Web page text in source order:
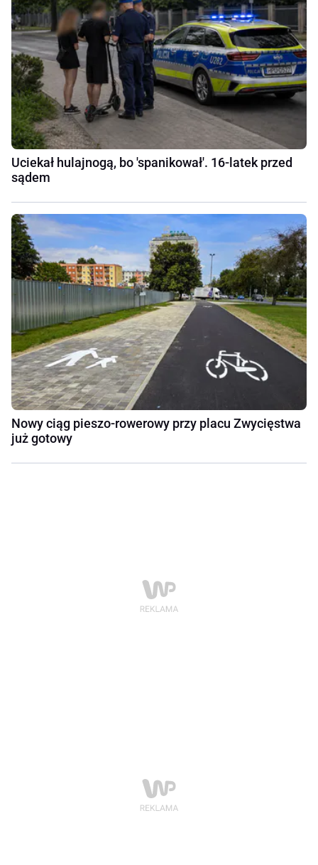
Uciekał hulajnogą, bo 'spanikował'. 16-latek przed
sądem
Nowy ciąg pieszo-rowerowy przy placu Zwycięstwa
już gotowy